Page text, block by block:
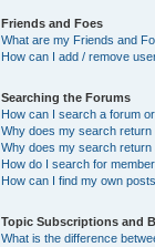
Friends and Foes
What are my Friends and
How can I add / remove
Searching the Forums
How can I search a forum
Why does my search return
Why does my search return
How do I search for
How can I find my own
Topic Subscriptions and
What is the difference